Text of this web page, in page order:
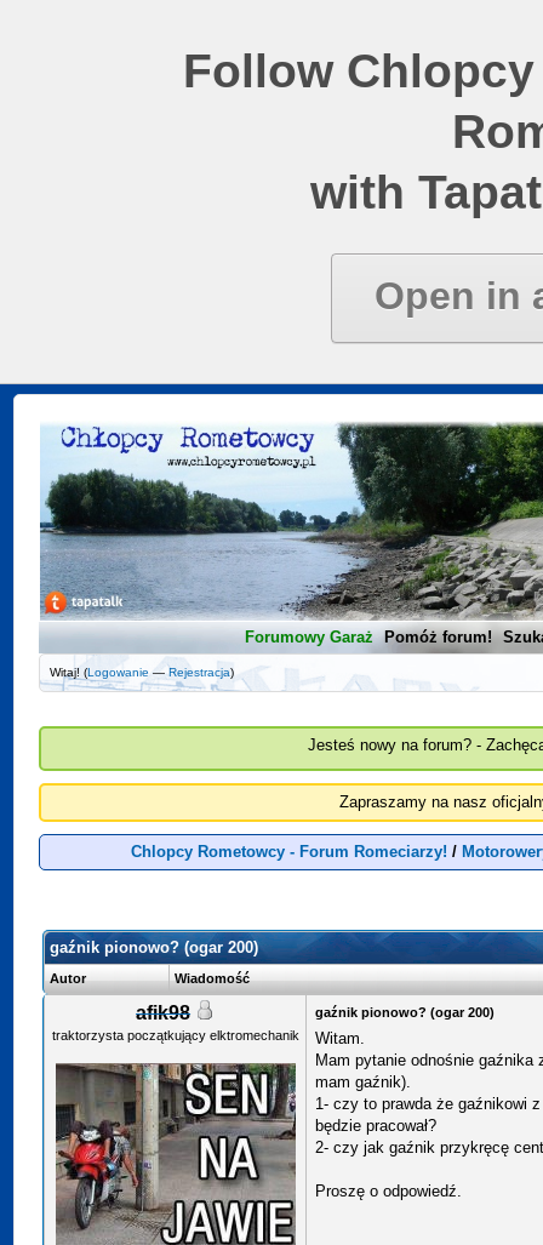
Follow
with
Open in
Forumowy Garaż Pomóż forum!
Witaj! (Logowanie —Rejestracja)
Jesteś nowy na forum? -
Zapraszamy na nasz
Chlopcy Rometowcy - Forum Romeciarzy! /
gaźnik pionowo? (ogar 200)
Autor Wiadomość
afik98
traktorzysta początkujący elktromechanik
gaźnik pionowo? (ogar 200)
Witam.
Mam pytanie odnośnie gaźnika
mam gaźnik).
1- czy to prawda że gaźnikowi
będzie pracował?
2- czy jak gaźnik przykręcę
Proszę o odpowiedź.